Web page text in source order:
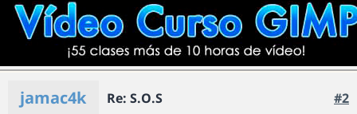
jamac4k Re: S.O.S #2